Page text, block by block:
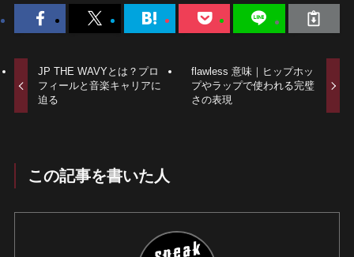
JP THE WAVYとは？プロ
フィールと音楽キャリアに
迫る
flawless 意味｜ヒップホッ
プやラップで使われる完璧
さの表現
この記事を書いた人